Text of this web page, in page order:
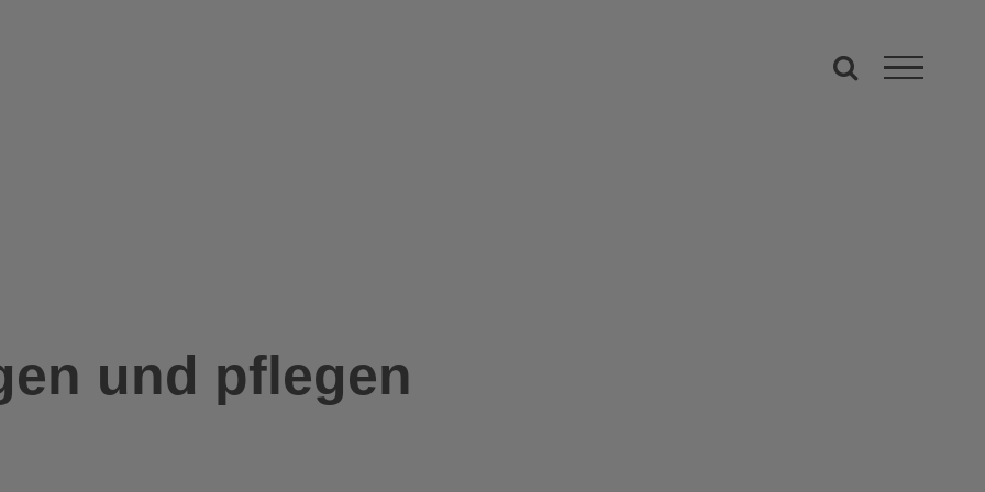
und pflegen